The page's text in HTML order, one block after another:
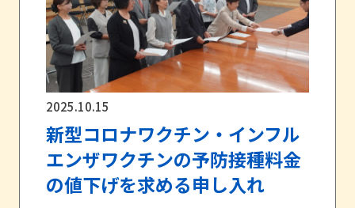
2025.10.15
新型コロナワクチン・インフル
エンザワクチンの予防接種料金
の値下げを求める申し入れ